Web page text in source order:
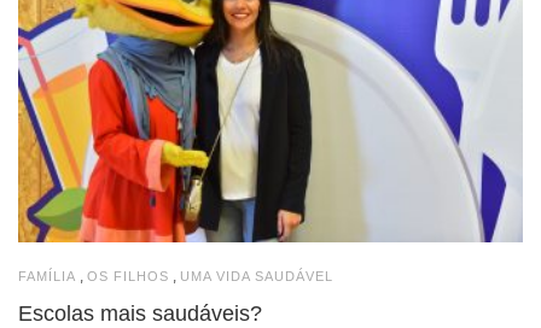
FAMÍLIA OS FILHOS UMA VIDA SAUDÁVEL
Escolas mais saudáveis?